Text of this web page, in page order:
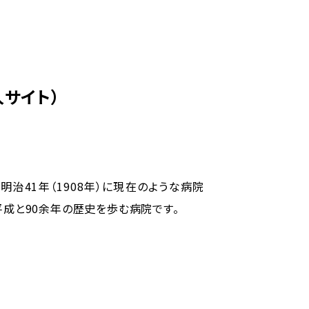
イト）
治41年（1908年）に現在のような病院
成と90余年の歴史を歩む病院です。